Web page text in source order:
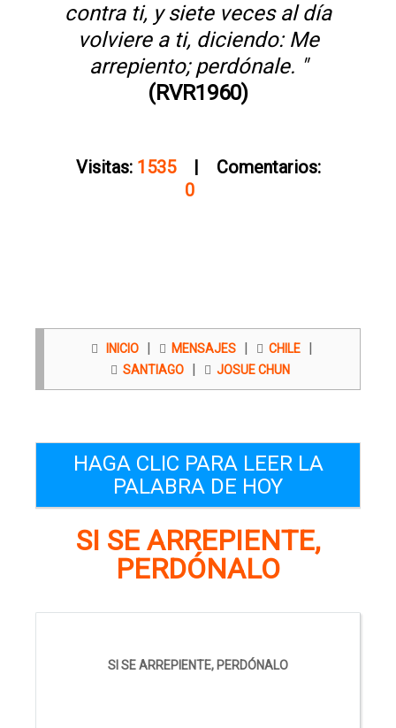
contra ti, y siete veces al día
volviere a ti, diciendo: Me
arrepiento; perdónale. "
(RVR1960)
Visitas:1535
| Comentarios:
0
INICIO | MENSAJES | CHILE |
SANTIAGO | JOSUE CHUN
HAGA CLIC PARA LEER LA
PALABRA DE HOY
SI SE ARREPIENTE,
PERDÓNALO
SI SE ARREPIENTE, PERDÓNALO